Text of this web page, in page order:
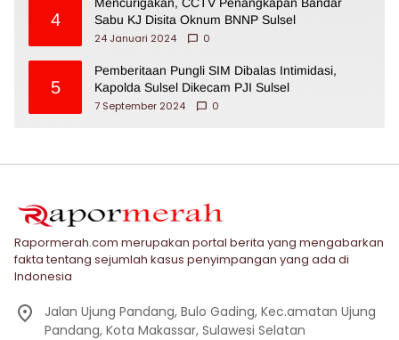
4
Sabu KJ Disita Oknum BNNP Sulsel
24 Januari 2024
0
5
Pemberitaan Pungli SIM Dibalas Intimidasi,
Kapolda Sulsel Dikecam PJI Sulsel
7 September 2024
0
Rapormerah.com merupakan portal berita yang mengabarkan
fakta tentang sejumlah kasus penyimpangan yang ada di
Indonesia
Jalan Ujung Pandang, Bulo Gading, Kec.amatan Ujung
Pandang, Kota Makassar, Sulawesi Selatan